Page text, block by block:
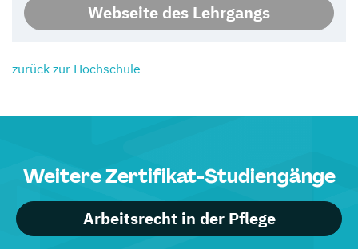
Webseite des Lehrgangs
zurück zur Hochschule
Weitere Zertifikat-Studiengänge
Arbeitsrecht in der Pflege